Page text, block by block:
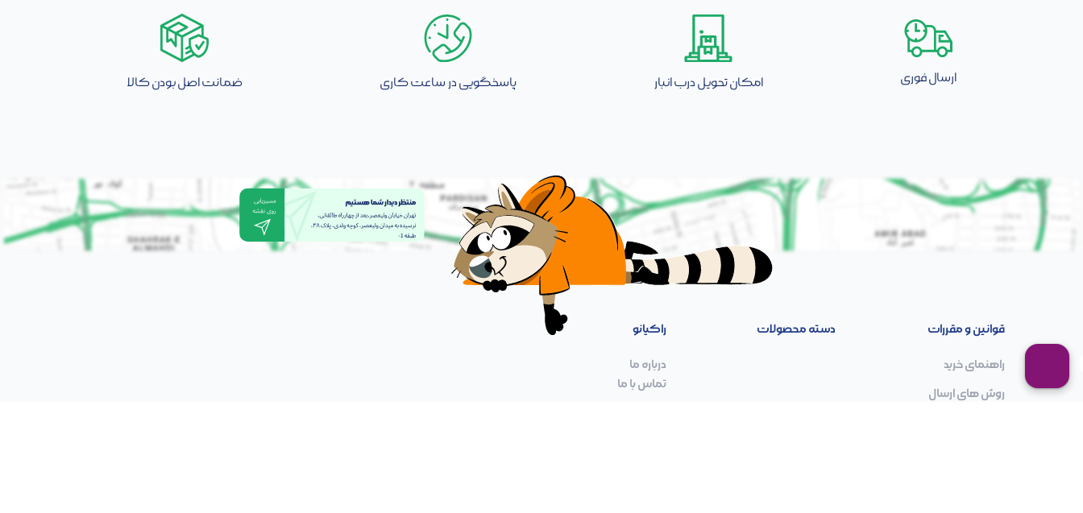
ضمانت اصل بودن کالا پاسخگویی در ساعت کاری امکان تحویل درب انبار ارسال فوری
راکیانو
درباره ما
تماس با ما
دسته محصولات قوانین و مقررات
راهنمای خرید
روش های ارسال